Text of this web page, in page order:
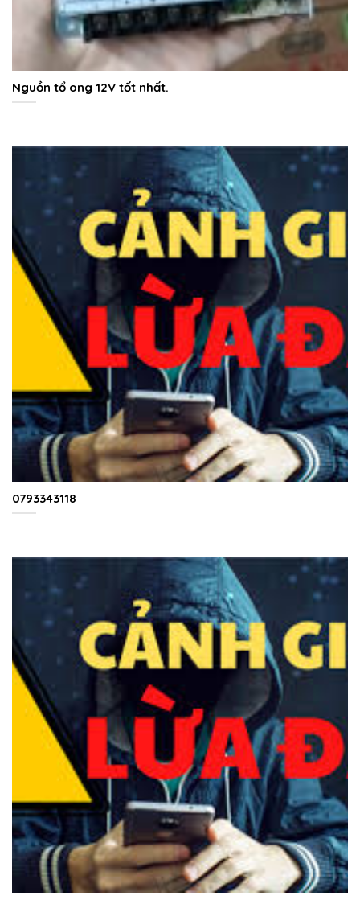
Nguồn tổ ong 12V tốt nhất.
0793343118